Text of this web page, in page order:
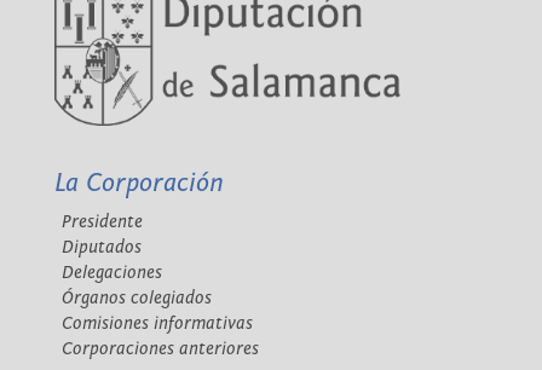
La Corporación
Presidente
Diputados
Delegaciones
Órganos colegiados
Comisiones informativas
Corporaciones anteriores